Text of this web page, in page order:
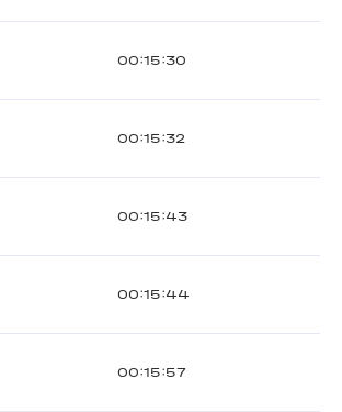
00:15:30
00:15:32
00:15:43
00:15:44
00:15:57